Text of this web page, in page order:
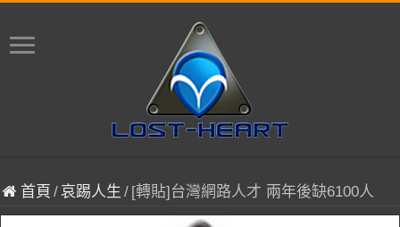
首頁 /哀踢人生 / [轉貼]台灣網路人才 兩年後缺6100人